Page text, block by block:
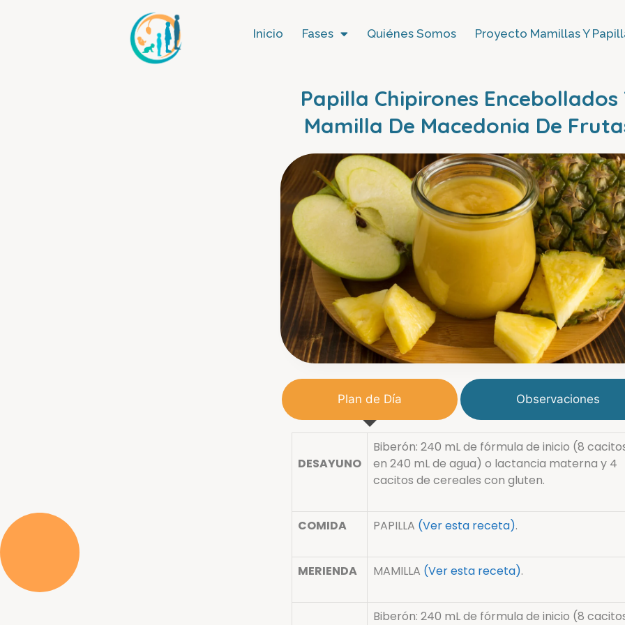
Inicio Fases Quiénes Somos Proyecto Mamillas Y
Papilla Chipirones Encebollados
Mamilla De Macedonia De
Plan de Día Observaciones
DESAYUNO
Biberón: 240 mL de fórmula de inicio (8
en 240 mL de agua) o lactancia materna y 4
cacitos de cereales con gluten.
COMIDA PAPILLA (Ver esta receta).
MERIENDA MAMILLA (Ver esta receta).
Biberón: 240 mL de fórmula de inicio (8